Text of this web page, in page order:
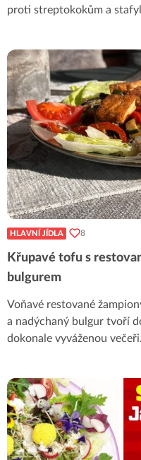
proti streptokokům a
HLAVNÍ JÍDLA 8
Křupavé tofu s
bulgurem
Voňavé restované
a nadýchaný bulgur tvoří
dokonale vyváženou